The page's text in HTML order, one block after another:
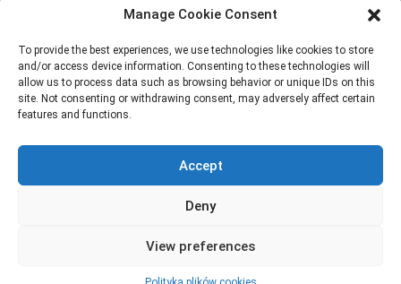
Manage Cookie Consent
To provide the best experiences, we use technologies like cookies to store
and/or access device information. Consenting to these technologies will
allow us to process data such as browsing behavior or unique IDs on this
site. Not consenting or withdrawing consent, may adversely affect certain
features and functions.
Accept
Deny
View preferences
ul. Nowogrodzka 50/515